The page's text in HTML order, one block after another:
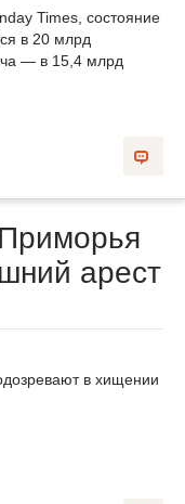
Times, состояние
в 20 млрд
— в 15,4 млрд
арест
в хищении